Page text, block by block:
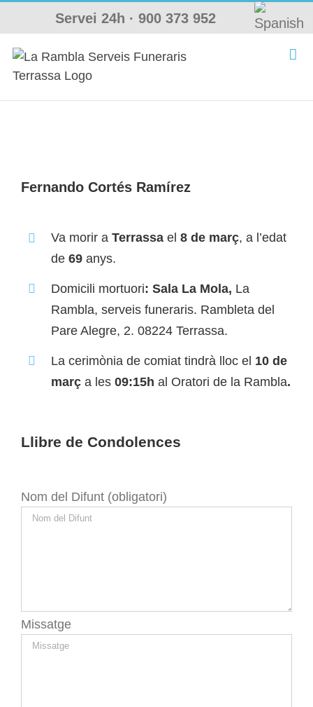
content
Servei 24h ·900 373 952
Fernando Cortés Ramírez
Va morir aTerrassael 8 de març, a l’edat
de 69anys.
Domicili mortuori: Sala La Mola, La
Rambla, serveis funeraris. Rambleta del
Pare Alegre, 2. 08224 Terrassa.
La cerimònia de comiat tindrà lloc el 10de
març a les 09:15hal Oratori de la Rambla.
Llibre de Condolences
Nom del Difunt (obligatori)
Missatge